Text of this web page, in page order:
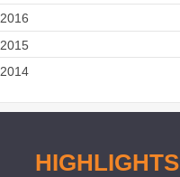
2016
2015
2014
HIGHLIGHTS